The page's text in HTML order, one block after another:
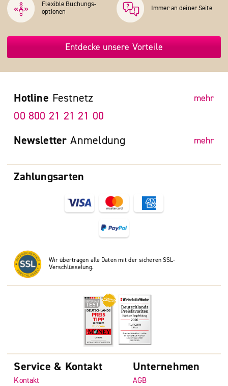
Flexible Buchungs­
optionen
Immer an deiner Seite
Entdecke unsere Vorteile
Zahlungsarten
Wir übertragen alle Daten mit der sicheren SSL-
Verschlüsselung.
Hotline Festnetz mehr
00 800 21 21 21 00
Newsletter Anmeldung mehr
Service & Kontakt
Kontakt
Unternehmen
AGB